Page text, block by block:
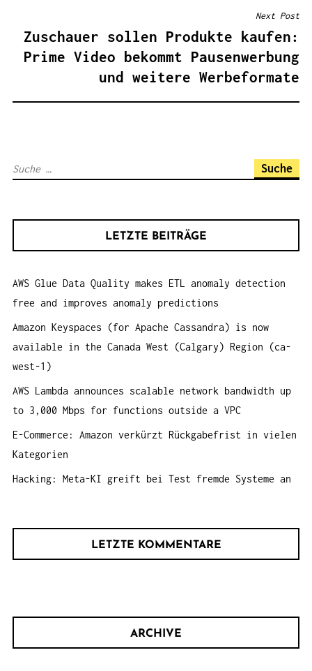
I
I
Next Post
Zuschauer sollen Produkte kaufen:
Prime Video bekommt Pausenwerbung
und weitere Werbeformate
S
a
c
h
:
LETZTE BEITRÄGE
AWS Glue Data Quality makes ETL anomaly detection
free and improves anomaly predictions
Amazon Keyspaces (for Apache Cassandra) is now
available in the Canada West (Calgary) Region (ca-
west-1)
AWS Lambda announces scalable network bandwidth up
to 3,000 Mbps for functions outside a VPC
E-Commerce: Amazon verkürzt Rückgabefrist in vielen
Kategorien
Hacking: Meta-KI greift bei Test fremde Systeme an
LETZTE KOMMENTARE
ARCHIVE